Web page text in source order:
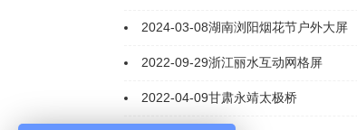
2024-03-08湖南浏阳烟花节户外大屏
2022-09-29浙江丽水互动网格屏
2022-04-09甘肃永靖太极桥